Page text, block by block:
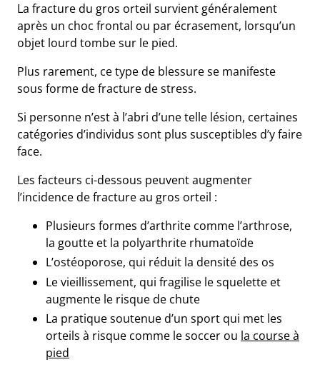
La fracture du gros orteil survient généralement
après un choc frontal ou par écrasement, lorsqu’un
objet lourd tombe sur le pied.
Plus rarement, ce type de blessure se manifeste
sous forme defracture de stress.
Si personne n’est à l’abri d’une telle lésion, certaines
catégories d’individus sont plus susceptibles d’y faire
face.
Les facteurs ci-dessous peuvent augmenter
l’incidence de fracture au gros orteil :
Plusieurs formes d’arthrite comme l’arthrose,
la goutte et la polyarthrite rhumatoïde
L’ostéoporose, qui réduit la densité des os
Le vieillissement, qui fragilise le squelette et
augmente le risque de chute
La pratique soutenue d’un sport qui met les
orteils à risque comme le soccer ou la course à
pied